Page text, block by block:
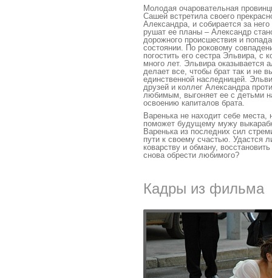
Молодая очаровательная
Сашей встретила своего
Александра, и собирается за
рушат ее планы – Александр
дорожного происшествия и
состоянии. По роковому
погостить его сестра Эльвира, с
много лет. Эльвира
делает все, чтобы брат так и не
единственной наследницей.
друзей и коллег Александра
любимым, выгоняет ее с детьми
освоению капиталов брата.
Варенька не находит себе
поможет будущему мужу
Варенька из последних сил
пути к своему счастью. Удастся
коварству и обману,
снова обрести любимого?
Кадры из фильма